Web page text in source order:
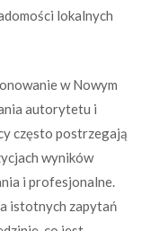
lokalnych
w Nowym
autorytetu i
często postrzegają
wyników
i profesjonalne.
istotnych zapytań